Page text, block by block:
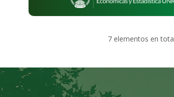
7 elementos en